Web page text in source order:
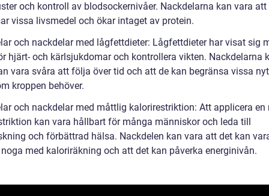
och kontroll av blodsockernivåer. Nackdelarna kan vara att
vissa livsmedel och ökar intaget av protein.
och nackdelar med lågfettdieter: Lågfettdieter har visat sig
hjärt- och kärlsjukdomar och kontrollera vikten. Nackdelarna
vara svåra att följa över tid och att de kan begränsa vissa
kroppen behöver.
och nackdelar med måttlig kalorirestriktion: Att applicera
kan vara hållbart för många människor och leda till
och förbättrad hälsa. Nackdelen kan vara att det kan
med kaloriräkning och att det kan påverka energinivån.